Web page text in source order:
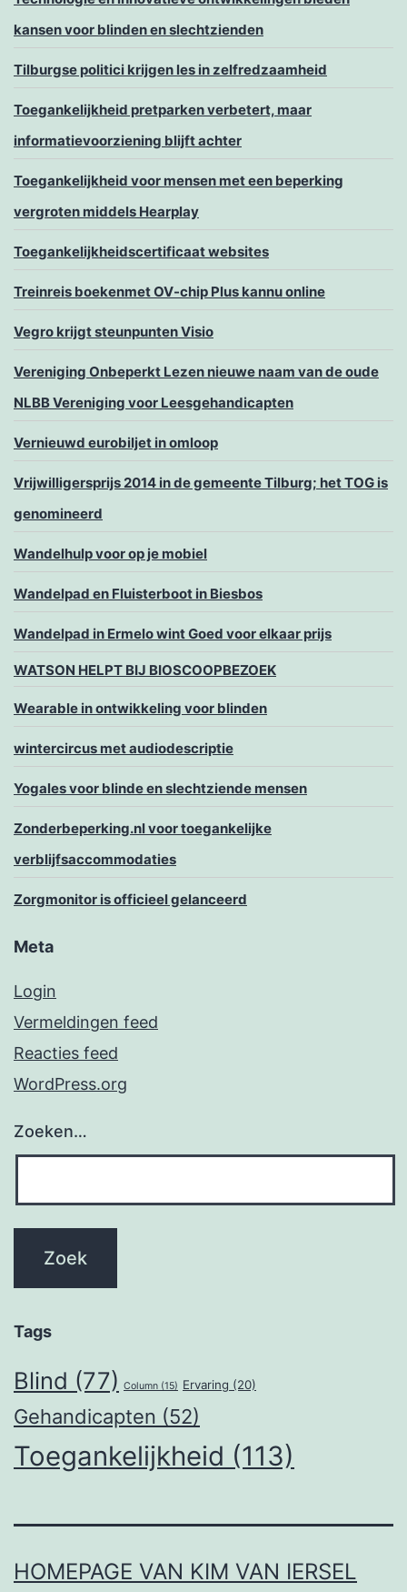
kansen voor blinden en slechtzienden
Tilburgse politici krijgen les in zelfredzaamheid
Toegankelijkheid pretparken verbetert, maar
informatievoorziening blijft achter
Toegankelijkheid voor mensen met een beperking
vergroten middels Hearplay
Toegankelijkheidscertificaat websites
Treinreis boekenmet OV-chip Plus kannu online
Vegro krijgt steunpunten Visio
Vereniging Onbeperkt Lezen nieuwe naam van de oude
NLBB Vereniging voor Leesgehandicapten
Vernieuwd eurobiljet in omloop
Vrijwilligersprijs 2014 in de gemeente Tilburg; het TOG is
genomineerd
Wandelhulp voor op je mobiel
Wandelpad en Fluisterboot in Biesbos
Wandelpad in Ermelo wint Goed voor elkaar prijs
WATSON HELPT BIJ BIOSCOOPBEZOEK
Wearable in ontwikkeling voor blinden
wintercircus met audiodescriptie
Yogales voor blinde en slechtziende mensen
Zonderbeperking.nl voor toegankelijke
verblijfsaccommodaties
Zorgmonitor is officieel gelanceerd
Meta
Login
Vermeldingen feed
Reacties feed
WordPress.org
Zoeken…
Tags
Blind (77) Column (15) Ervaring (20)
Gehandicapten (52)
Toegankelijkheid (113)
HOMEPAGE VAN KIM VAN IERSEL